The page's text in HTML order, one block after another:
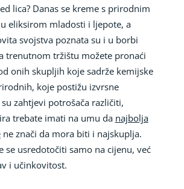
lica? Danas se kreme s prirodnim
eliksirom mladosti i ljepote, a
svojstva poznata su i u borbi
trenutnom tržištu možete pronaći
onih skupljih koje sadrže kemijske
koje postižu izvrsne
zahtjevi potrošača različiti,
trebate imati na umu da najbolja
ne znači da mora biti i najskuplja.
se usredotočiti samo na cijenu, već
i učinkovitost.